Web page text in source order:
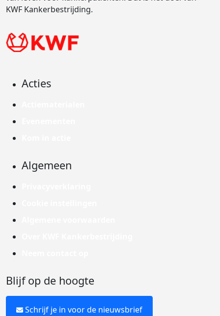
KWF Kankerbestrijding.
Acties
Algemeen
Blijf op de hoogte
Schrijf je in voor de nieuwsbrief